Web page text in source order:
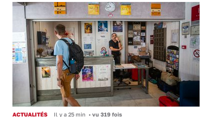
ACTUALITÉS Il y a 25 min • vu 319 fois